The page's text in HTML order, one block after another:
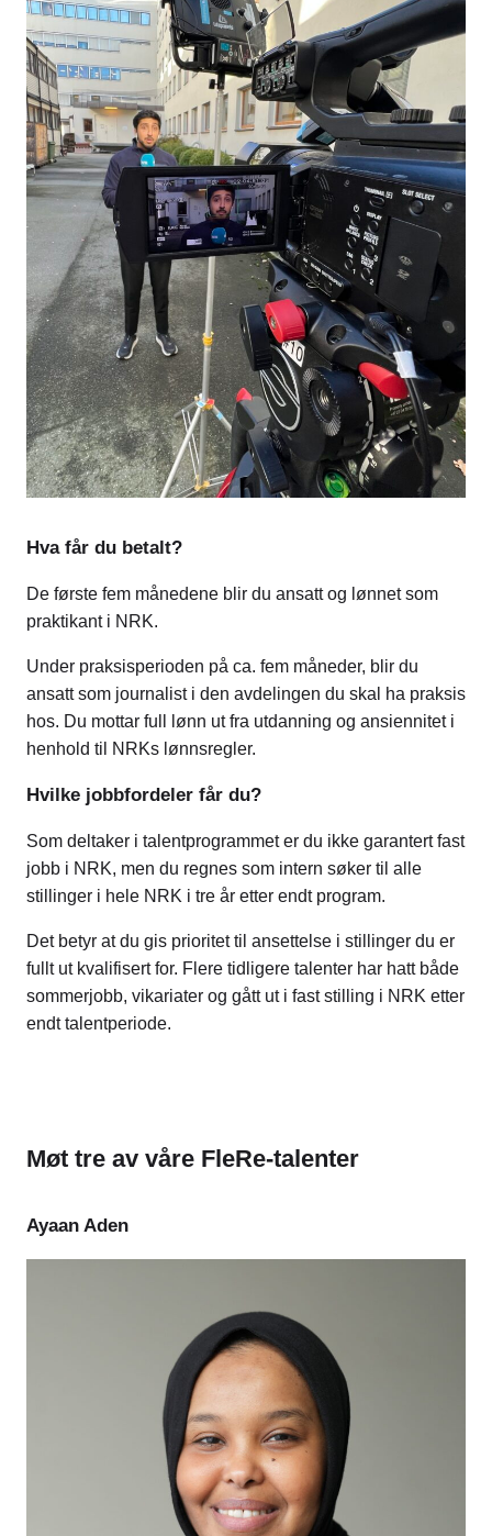
Hva får du betalt?
De første fem månedene blir du ansatt og lønnet som
praktikant i NRK.
Under praksisperioden på ca. fem måneder, blir du
ansatt som journalist i den avdelingen du skal ha praksis
hos. Du mottar full lønn ut fra utdanning og ansiennitet i
henhold til NRKs lønnsregler.
Hvilke jobbfordeler får du?
Som deltaker i talentprogrammet er du ikke garantert fast
jobb i NRK, men du regnes som intern søker til alle
stillinger i hele NRK i tre år etter endt program.
Det betyr at du gis prioritet til ansettelse i stillinger du er
fullt ut kvalifisert for. Flere tidligere talenter har hatt både
sommerjobb, vikariater og gått ut i fast stilling i NRK etter
endt talentperiode.
Møt tre av våre FleRe-talenter
Ayaan Aden